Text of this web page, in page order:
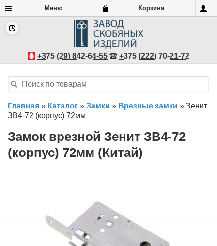
Меню Корзина
+375 (29) 842-64-55 +375 (222) 70-21-72
Главная » Каталог » Замки » Врезные замки » Зенит
ЗВ4-72 (корпус) 72мм
Замок врезной Зенит ЗВ4-72
(корпус) 72мм (Китай)